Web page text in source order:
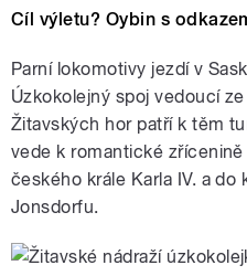
Cíl výletu? Oybin s
Parní lokomotivy jezdí v
Úzkokolejný spoj vedoucí
Žitavských hor patří k těm
vede k romantické
českého krále Karla IV. a do
Jonsdorfu.